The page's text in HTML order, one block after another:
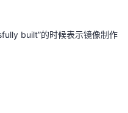
built”的时候表示镜像制作